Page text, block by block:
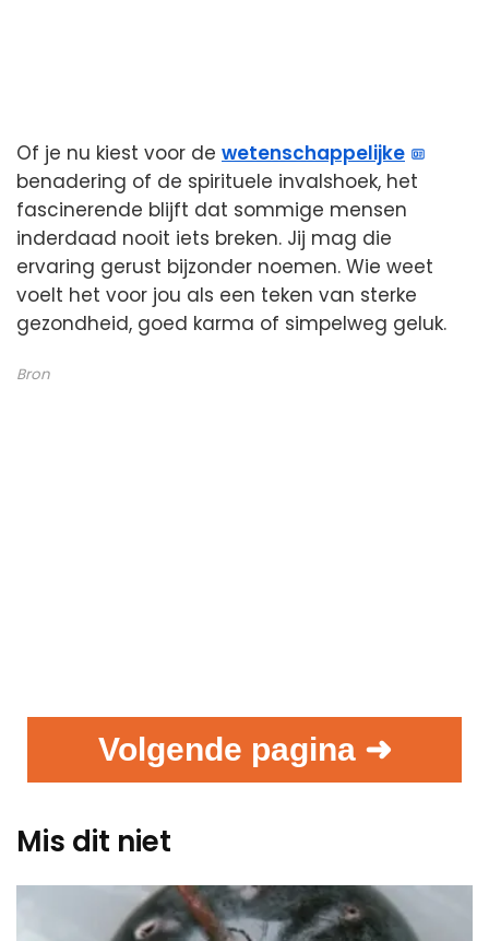
Of je nu kiest voor de wetenschappelijke
benadering of de spirituele invalshoek, het
fascinerende blijft dat sommige mensen
inderdaad nooit iets breken. Jij mag die
ervaring gerust bijzonder noemen. Wie weet
voelt het voor jou als een teken van sterke
gezondheid, goed karma of simpelweg geluk.
Bron
Volgende pagina ➜
Mis dit niet